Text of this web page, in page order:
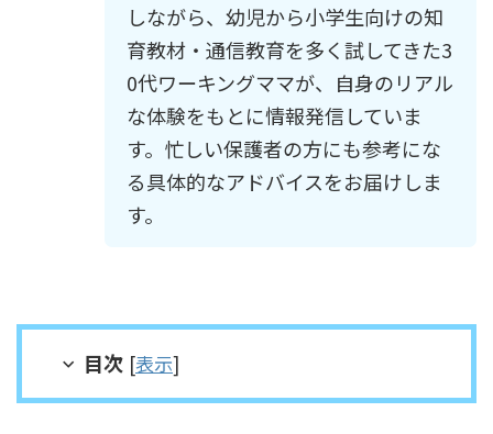
しながら、幼児から小学生向けの知
育教材・通信教育を多く試してきた3
0代ワーキングママが、自身のリアル
な体験をもとに情報発信していま
す。忙しい保護者の方にも参考にな
る具体的なアドバイスをお届けしま
す。
目次 [表示]